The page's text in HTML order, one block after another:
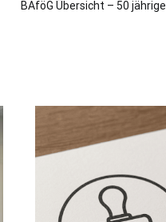
BAföG Übersicht – 50